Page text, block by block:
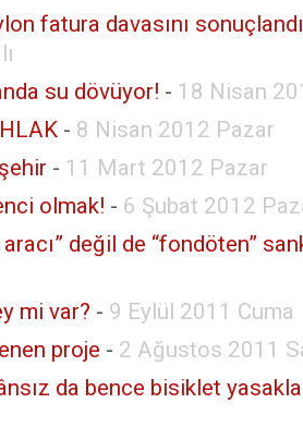
fatura davasını
su dövüyor! - 18 Nisan
- 8 Nisan 2012 Pazar
- 11 Mart 2012 Pazar
olmak! - 6 Şubat 2012
değil de “fondöten”
mi var? - 9 Eylül 2011 Cuma
proje - 2 Ağustos 2011
da bence bisiklet